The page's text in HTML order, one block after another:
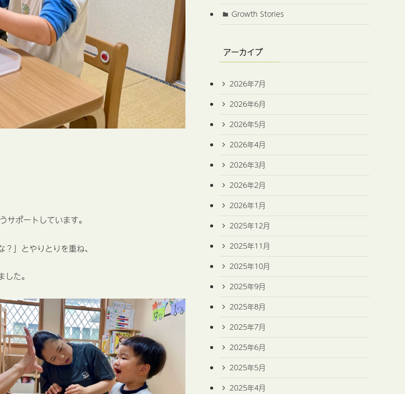
サポートしています。
」とやりとりを重ね、
た。
Growth Stories
アーカイブ
2026年7月
2026年6月
2026年5月
2026年4月
2026年3月
2026年2月
2026年1月
2025年12月
2025年11月
2025年10月
2025年9月
2025年8月
2025年7月
2025年6月
2025年5月
2025年4月